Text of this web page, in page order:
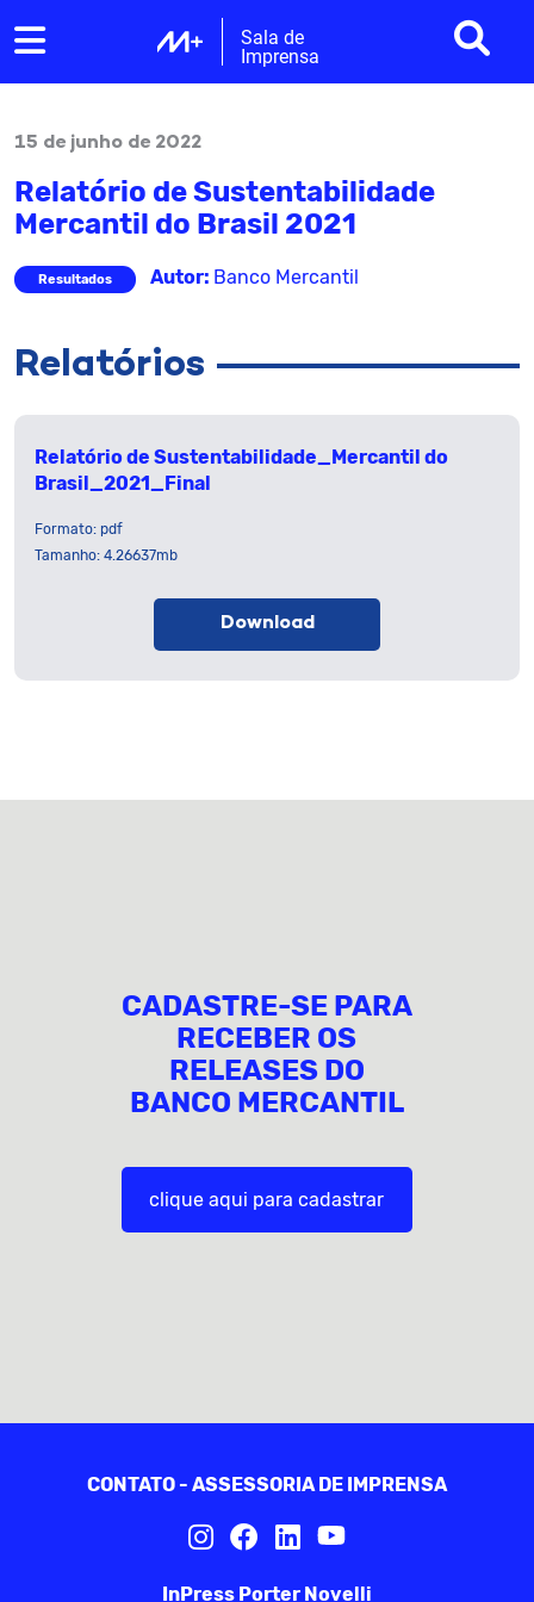
Sala de
Imprensa
15 de junho de 2022
Relatório de Sustentabilidade
Mercantil do Brasil 2021
Resultados Autor: Banco Mercantil
Relatórios
Relatório de Sustentabilidade_Mercantil do
Brasil_2021_Final
Formato: pdf
Tamanho: 4.26637mb
Download
CADASTRE-SE PARA
RECEBER OS
RELEASES DO
BANCO MERCANTIL
clique aqui para cadastrar
CONTATO - ASSESSORIA DE IMPRENSA
InPress Porter Novelli